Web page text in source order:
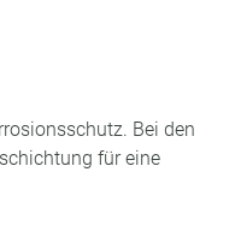
Bei den
für eine